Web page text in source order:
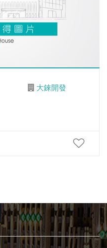
大錸開發